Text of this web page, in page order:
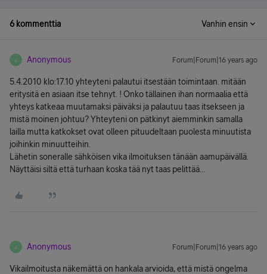
6 kommenttia Vanhin ensin
A Anonymous Forum|Forum|16 years ago
5.4.2010 klo:17.10 yhteyteni palautui itsestään toimintaan. mitään
eritysitä en asiaan itse tehnyt. ! Onko tällainen ihan normaalia että
yhteys katkeaa muutamaksi päiväksi ja palautuu taas itsekseen ja
mistä moinen johtuu? Yhteyteni on pätkinyt aiemminkin samalla
lailla mutta katkokset ovat olleen pituudeltaan puolesta minuutista
joihinkin minuutteihin.
Lähetin soneralle sähköisen vika ilmoituksen tänään aamupäivällä.
Näyttäisi siltä että turhaan koska tää nyt taas pelittää...
A Anonymous Forum|Forum|16 years ago
Vikailmoitusta näkemättä on hankala arvioida, että mistä ongelma